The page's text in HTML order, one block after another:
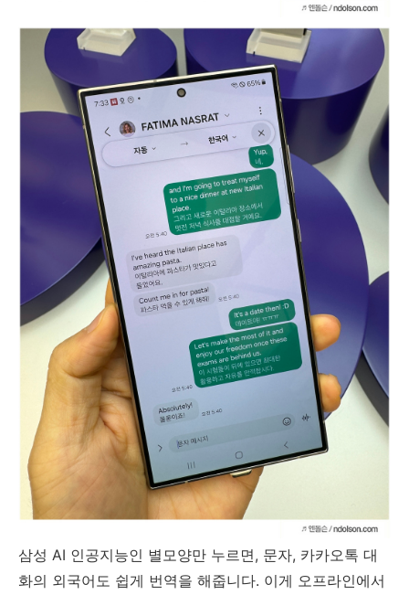
삼성 AI 인공지능인 별모양만 누르면, 문자, 카카오톡 대
화의 외국어도 쉽게 번역을 해줍니다. 이게 오프라인에서